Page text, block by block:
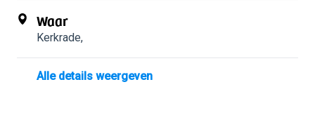
Waar
Kerkrade,
Alle details weergeven